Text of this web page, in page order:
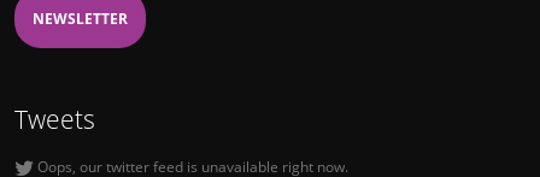
NEWSLETTER
Tweets
Oops, our twitter feed is unavailable right now.